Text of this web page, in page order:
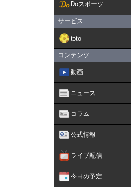
Doスポーツ
サービス
toto
コンテンツ
動画
ニュース
コラム
公式情報
ライブ配信
今日の予定